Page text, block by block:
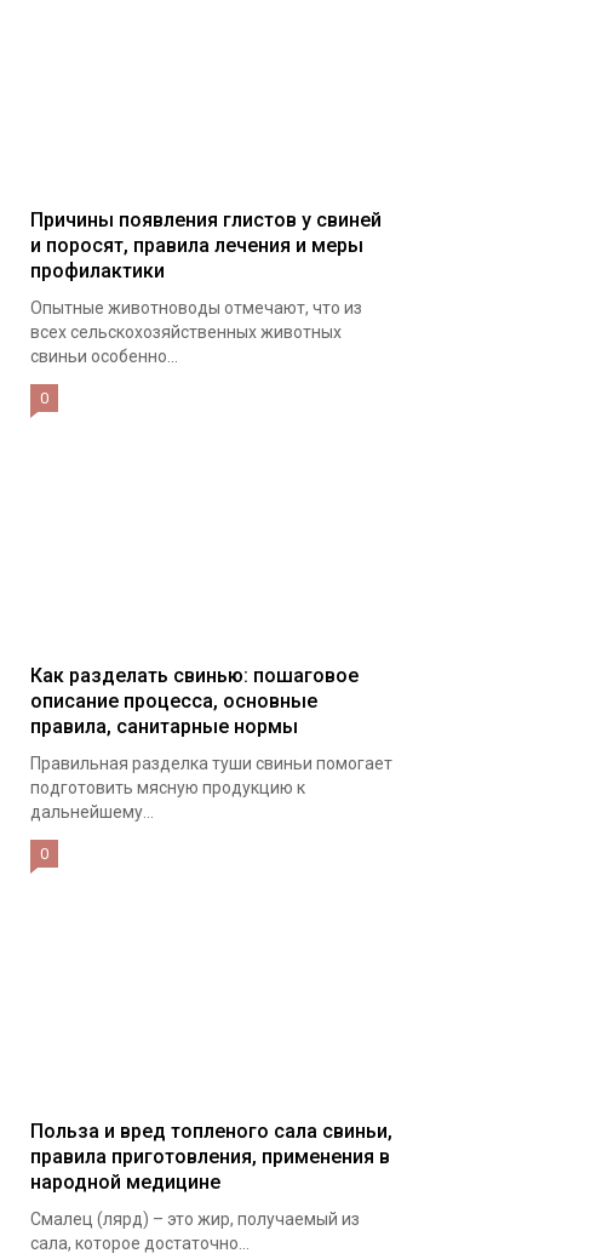
Причины появления глистов у свиней
и поросят, правила лечения и меры
профилактики
Опытные животноводы отмечают, что из
всех сельскохозяйственных животных
свиньи особенно...
0
Как разделать свинью: пошаговое
описание процесса, основные
правила, санитарные нормы
Правильная разделка туши свиньи помогает
подготовить мясную продукцию к
дальнейшему...
0
Польза и вред топленого сала свиньи,
правила приготовления, применения в
народной медицине
Смалец (лярд) – это жир, получаемый из
сала, которое достаточно...